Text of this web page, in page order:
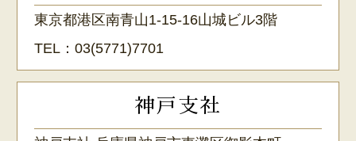
東京都港区南青山1-15-16山城ビル3階
TEL：03(5771)7701
神戸支社